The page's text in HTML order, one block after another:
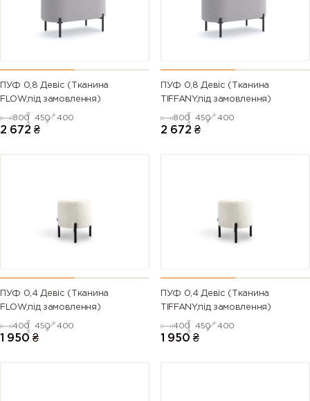
ПУФ 0,8 Девіс (Тканина
FLOW,під замовлення)
800 450 400
2 672 ₴
ПУФ 0,8 Девіс (Тканина
TIFFANY,під замовлення)
800 450 400
2 672 ₴
ПУФ 0,4 Девіс (Тканина
FLOW,під замовлення)
400 450 400
1 950 ₴
ПУФ 0,4 Девіс (Тканина
TIFFANY,під замовлення)
400 450 400
1 950 ₴